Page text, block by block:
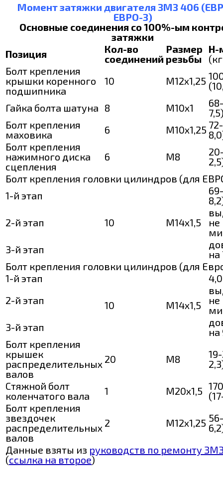
Момент затяжки двигателя ЗМЗ 406
ЕВРО-3)
Основные соединения со 100%-ым
затяжки
Позиция
Кол-во
соединений
Размер
резьбы
Н-
Болт крепления
крышки коренного
подшипника
10 М12х1,25
Гайка болта шатуна 8 М10х1
Болт крепления
маховика
6 М10х1,25
Болт крепления
нажимного диска
сцепления
6 М8
Болт крепления головки цилиндров (для
1-й этап
10 М14х1,5
2-й этап
не
3-й этап
на
Болт крепления головки цилиндров (для
1-й этап
10 М14х1,5
2-й этап
не
3-й этап
на
Болт крепления
крышек
распределительных
валов
20 М8
Стяжной болт
коленчатого вала
1 М20х1,5
Болт крепления
звездочек
распределительных
валов
2 М12х1,25
Данные взяты из руководств по ремонту
(ссылка на второе)